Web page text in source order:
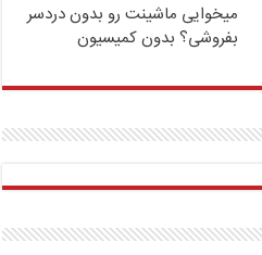
میخوایی ماشینت رو بدون دردسر
بفروشی؟ بدون کمیسیون